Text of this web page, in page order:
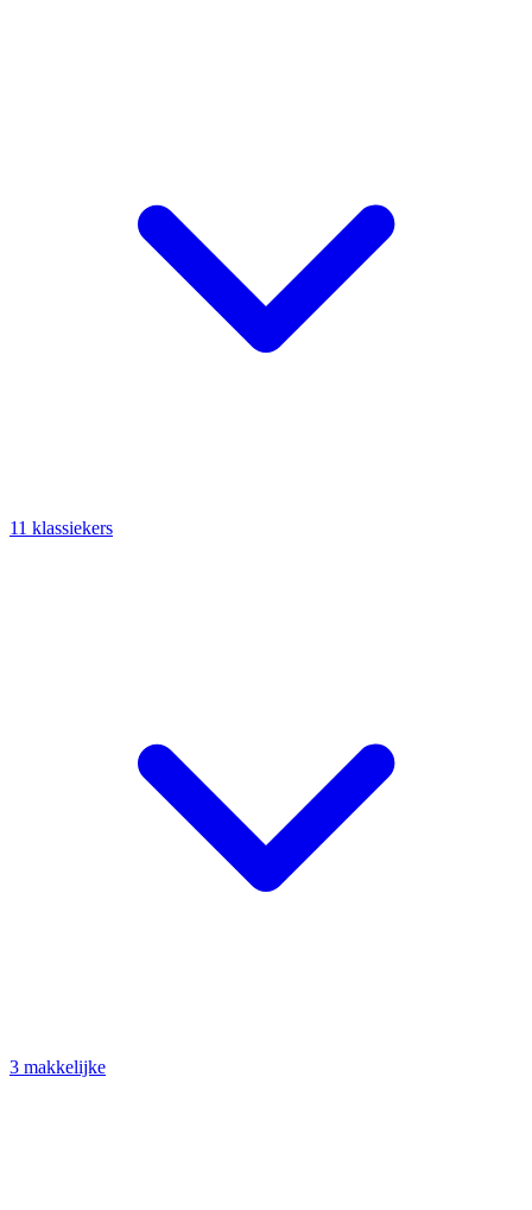
11 klassiekers
3 makkelijke